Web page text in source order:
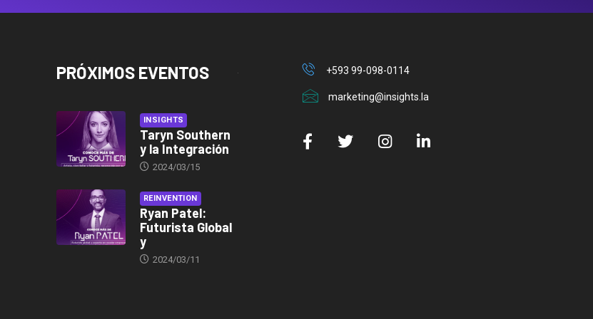
PRÓXIMOS EVENTOS
INSIGHTS
Taryn Southern
y la Integración
2024/03/15
REINVENTION
Ryan Patel:
Futurista Global
y
2024/03/11
+593 99-098-0114
marketing@insights.la